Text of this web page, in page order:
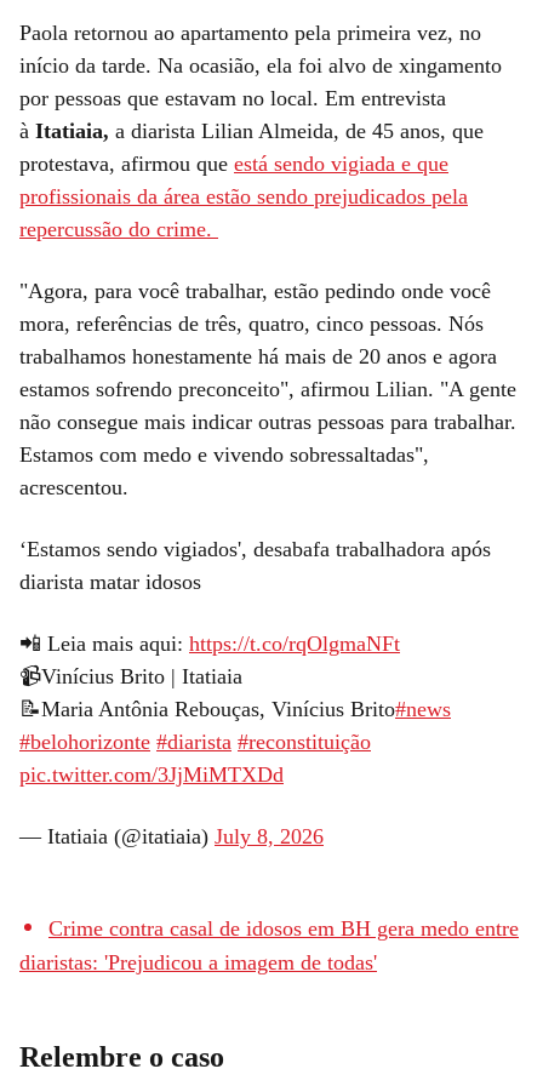
Paola retornou ao apartamento pela primeira vez, no
início da tarde. Na ocasião, ela foi alvo de xingamento
por pessoas que estavam no local. Em entrevista
à Itatiaia, a diarista Lilian Almeida, de 45 anos, que
protestava, afirmou que está sendo vigiada e que
profissionais da área estão sendo prejudicados pela
repercussão do crime.
"Agora, para você trabalhar, estão pedindo onde você
mora, referências de três, quatro, cinco pessoas. Nós
trabalhamos honestamente há mais de 20 anos e agora
estamos sofrendo preconceito", afirmou Lilian. "A gente
não consegue mais indicar outras pessoas para trabalhar.
Estamos com medo e vivendo sobressaltadas",
acrescentou.
‘Estamos sendo vigiados', desabafa trabalhadora após
diarista matar idosos
📲 Leia mais aqui: https://t.co/rqOlgmaNFt
📹Vinícius Brito | Itatiaia
📝Maria Antônia Rebouças, Vinícius Brito#news
#belohorizonte #diarista #reconstituição
pic.twitter.com/3JjMiMTXDd
— Itatiaia (@itatiaia) July 8, 2026
Crime contra casal de idosos em BH gera medo entre
diaristas: 'Prejudicou a imagem de todas'
Relembre o caso